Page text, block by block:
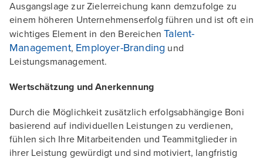
Ausgangslage zur Zielerreichung kann demzufolge zu
einem höheren Unternehmenserfolg führen und ist oft ein
wichtiges Element in den BereichenTalent-
Management, Employer-Branding und
Leistungsmanagement.
Wertschätzung und Anerkennung
Durch die Möglichkeit zusätzlich erfolgsabhängige Boni
basierend auf individuellen Leistungen zu verdienen,
fühlen sich Ihre Mitarbeitenden und Teammitglieder in
ihrer Leistung gewürdigt und sind motiviert, langfristig